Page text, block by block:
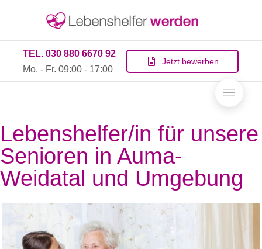
TEL. 030 880 6670 92
Mo. - Fr. 09:00 - 17:00
Jetzt bewerben
Lebenshelfer/in für unsere
Senioren in Auma-
Weidatal und Umgebung